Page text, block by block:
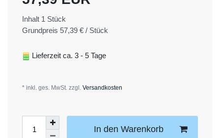
Inhalt 1 Stück
Grundpreis 57,39 € / Stück
Lieferzeit ca. 3 - 5 Tage
* inkl. ges. MwSt. zzgl. Versandkosten
In den Warenkorb